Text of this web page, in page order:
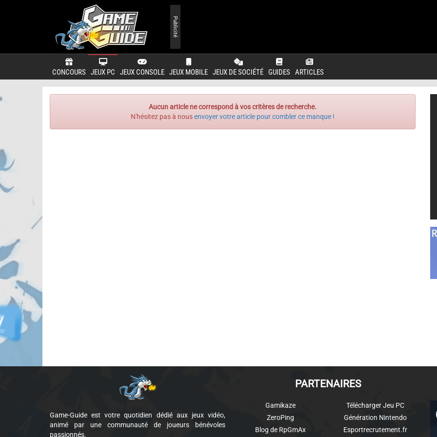
CONCOURS JEUX PC JEUX CONSOLE JEUX MOBILE JEUX DE SOCIÉTÉ GUIDES ARTICLES
Publicité
Aucun article ne correspond à vos critères de recherche.
N'hésitez pas à nousenvoyer votre article pour combler ce manque !
Game-Guide est votre quotidien dédié aux jeux vidéo,
animé par une communauté de joueurs bénévoles
passionnés.
PARTENAIRES
Gamikaze
ZeroPing
Blog de RpGmAx
Télécharger Jeu PC
Génération Nintendo
Esportrecrutement.fr